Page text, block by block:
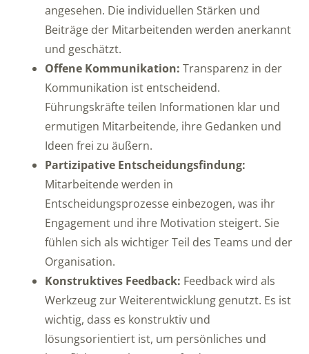
angesehen. Die individuellen Stärken und
Beiträge der Mitarbeitenden werden anerkannt
und geschätzt.
Offene Kommunikation: Transparenz in der
Kommunikation ist entscheidend.
Führungskräfte teilen Informationen klar und
ermutigen Mitarbeitende, ihre Gedanken und
Ideen frei zu äußern.
Partizipative Entscheidungsfindung:
Mitarbeitende werden in
Entscheidungsprozesse einbezogen, was ihr
Engagement und ihre Motivation steigert. Sie
fühlen sich als wichtiger Teil des Teams und der
Organisation.
Konstruktives Feedback: Feedback wird als
Werkzeug zur Weiterentwicklung genutzt. Es ist
wichtig, dass es konstruktiv und
lösungsorientiert ist, um persönliches und